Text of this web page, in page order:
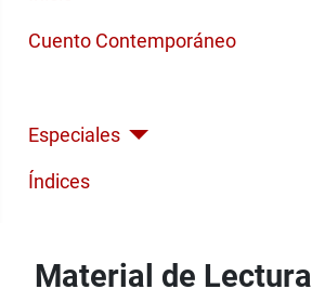
Cuento Contemporáneo
Especiales
Índices
Material de Lectura